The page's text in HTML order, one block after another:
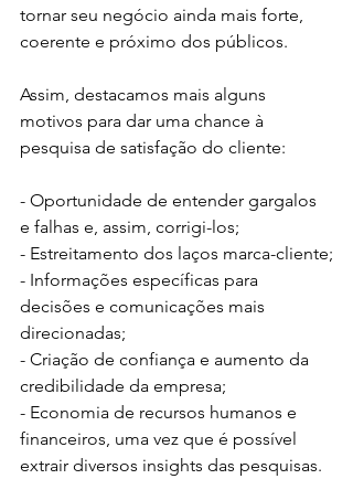
tornar seu negócio ainda mais forte,
coerente e próximo dos públicos.
Assim, destacamos mais alguns
motivos para dar uma chance à
pesquisa de satisfação do cliente:
- Oportunidade de entender gargalos
e falhas e, assim, corrigi-los;
- Estreitamento dos laços marca-cliente;
- Informações específicas para
decisões e comunicações mais
direcionadas;
- Criação de confiança e aumento da
credibilidade da empresa;
- Economia de recursos humanos e
financeiros, uma vez que é possível
extrair diversos insights das pesquisas.